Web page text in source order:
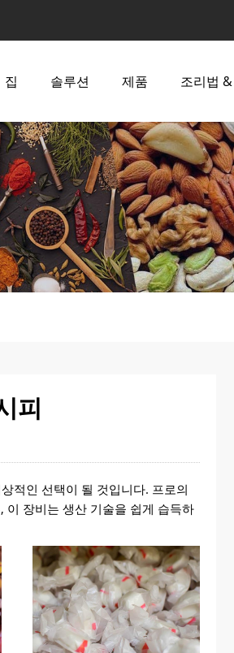
집 솔루션 제품 조리법
피
적인 선택이 될 것입니다. 프로의
이 장비는 생산 기술을 쉽게 습득하